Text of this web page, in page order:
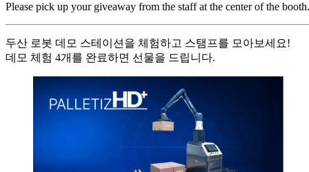
Please pick up your giveaway from the staff at the center of the booth.
두산 로봇 데모 스테이션을 체험하고 스탬프를 모아보세요!
데모 체험 4개를 완료하면 선물을 드립니다.